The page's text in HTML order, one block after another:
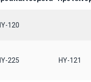
120
225 HY-121